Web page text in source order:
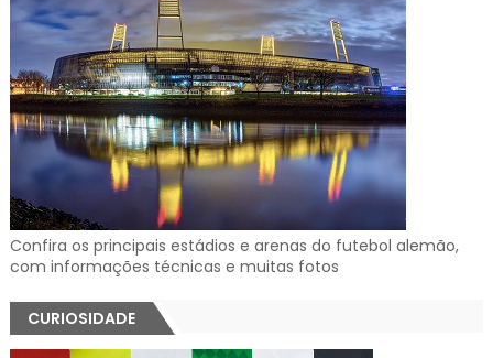
Confira os principais estádios e arenas do futebol alemão,
com informações técnicas e muitas fotos
CURIOSIDADE